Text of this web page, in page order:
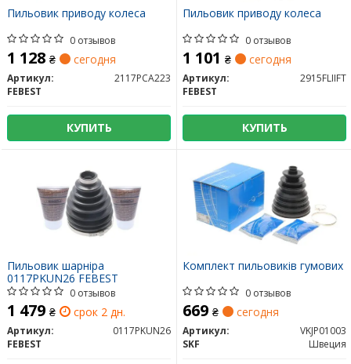
Пильовик приводу колеса
0 отзывов
1 128 ₴ сегодня
Артикул:
2117PCA223
FEBEST
КУПИТЬ
Пильовик приводу колеса
0 отзывов
1 101 ₴ сегодня
Артикул:
2915FLIIFT
FEBEST
КУПИТЬ
Пильовик шарніра
0117PKUN26 FEBEST
0 отзывов
1 479 ₴ срок 2 дн.
Артикул:
0117PKUN26
FEBEST
Комплект пильовиків гумових
0 отзывов
669 ₴ сегодня
Артикул:
VKJP01003
SKF
Швеция